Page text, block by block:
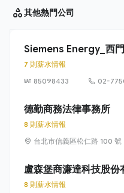
其他熱門公司
Siemens Energy_西
7 則薪水情報
85098433
02-
德勤商務法律事務所
8 則薪水情報
台北市信義區松仁路 100 號
盧森堡商濂達科技股份
8 則薪水情報